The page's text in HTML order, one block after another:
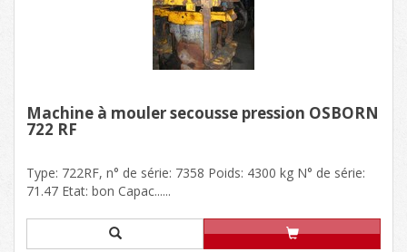
Machine à mouler secousse pression OSBORN
722 RF
Type: 722RF, n° de série: 7358 Poids: 4300 kg N° de série:
71.47 Etat: bon Capac......